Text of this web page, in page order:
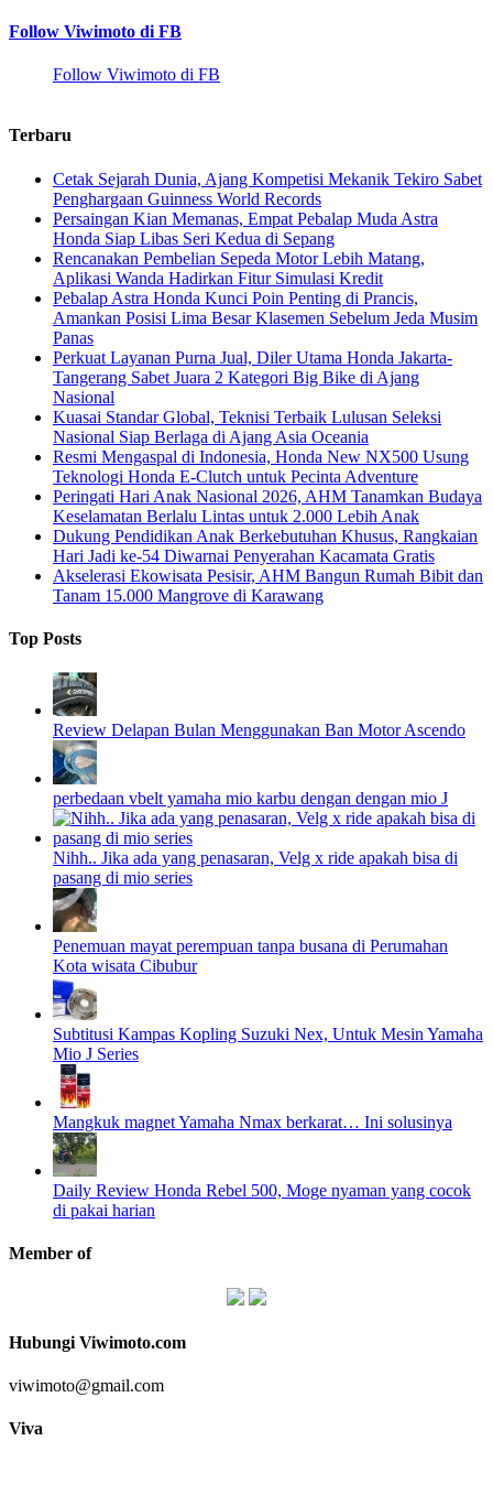
Follow Viwimoto di FB
Follow Viwimoto di FB
Terbaru
Cetak Sejarah Dunia, Ajang Kompetisi Mekanik Tekiro Sabet
Penghargaan Guinness World Records
Persaingan Kian Memanas, Empat Pebalap Muda Astra
Honda Siap Libas Seri Kedua di Sepang
Rencanakan Pembelian Sepeda Motor Lebih Matang,
Aplikasi Wanda Hadirkan Fitur Simulasi Kredit
Pebalap Astra Honda Kunci Poin Penting di Prancis,
Amankan Posisi Lima Besar Klasemen Sebelum Jeda Musim
Panas
Perkuat Layanan Purna Jual, Diler Utama Honda Jakarta-
Tangerang Sabet Juara 2 Kategori Big Bike di Ajang
Nasional
Kuasai Standar Global, Teknisi Terbaik Lulusan Seleksi
Nasional Siap Berlaga di Ajang Asia Oceania
Resmi Mengaspal di Indonesia, Honda New NX500 Usung
Teknologi Honda E-Clutch untuk Pecinta Adventure
Peringati Hari Anak Nasional 2026, AHM Tanamkan Budaya
Keselamatan Berlalu Lintas untuk 2.000 Lebih Anak
Dukung Pendidikan Anak Berkebutuhan Khusus, Rangkaian
Hari Jadi ke-54 Diwarnai Penyerahan Kacamata Gratis
Akselerasi Ekowisata Pesisir, AHM Bangun Rumah Bibit dan
Tanam 15.000 Mangrove di Karawang
Top Posts
Review Delapan Bulan Menggunakan Ban Motor Ascendo
perbedaan vbelt yamaha mio karbu dengan dengan mio J
Nihh.. Jika ada yang penasaran, Velg x ride apakah bisa di
pasang di mio series
Penemuan mayat perempuan tanpa busana di Perumahan
Kota wisata Cibubur
Subtitusi Kampas Kopling Suzuki Nex, Untuk Mesin Yamaha
Mio J Series
Mangkuk magnet Yamaha Nmax berkarat… Ini solusinya
Daily Review Honda Rebel 500, Moge nyaman yang cocok
di pakai harian
Member of
Hubungi Viwimoto.com
viwimoto@gmail.com
Viva